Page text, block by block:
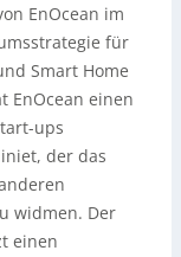
EnOcean im
für
Smart Home
EnOcean einen
ups
der das
widmen. Der
einen